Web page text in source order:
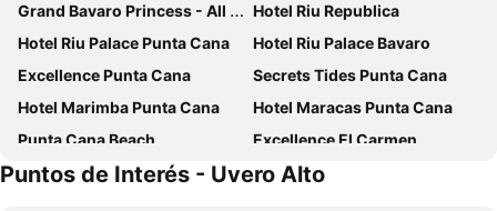
Grand Bavaro Princess - All Inclusive
Hotel Riu Republica
Hotel Riu Palace Punta Cana
Hotel Riu Palace Bavaro
Excellence Punta Cana
Secrets Tides Punta Cana
Hotel Marimba Punta Cana
Hotel Maracas Punta Cana
Punta Cana Beach
Excellence El Carmen
Bavaro Punta Cana Hotel Flamboyan
The Patio
Puntos de Interés - Uvero Alto